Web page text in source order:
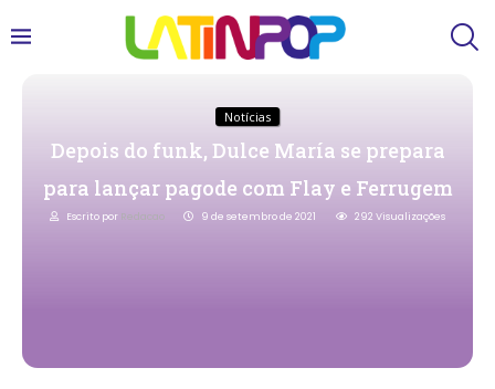
Notícias
Depois do funk, Dulce María se prepara
para lançar pagode com Flay e Ferrugem
Escrito por Redacao 9 de setembro de 2021 292 Visualizações